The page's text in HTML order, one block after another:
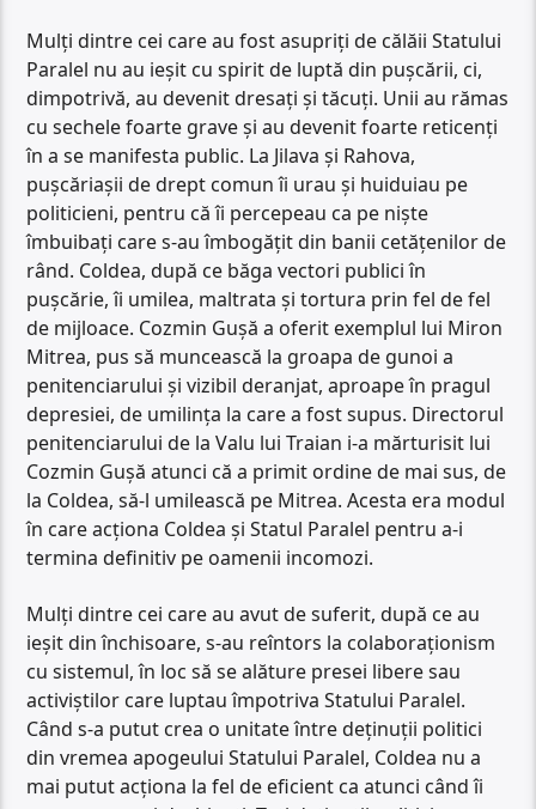
Mulți dintre cei care au fost asupriți de călăii Statului
Paralel nu au ieșit cu spirit de luptă din pușcării, ci,
dimpotrivă, au devenit dresați și tăcuți. Unii au rămas
cu sechele foarte grave și au devenit foarte reticenți
în a se manifesta public. La Jilava și Rahova,
pușcăriașii de drept comun îi urau și huiduiau pe
politicieni, pentru că îi percepeau ca pe niște
îmbuibați care s-au îmbogățit din banii cetățenilor de
rând. Coldea, după ce băga vectori publici în
pușcărie, îi umilea, maltrata și tortura prin fel de fel
de mijloace. Cozmin Gușă a oferit exemplul lui Miron
Mitrea, pus să muncească la groapa de gunoi a
penitenciarului și vizibil deranjat, aproape în pragul
depresiei, de umilința la care a fost supus. Directorul
penitenciarului de la Valu lui Traian i-a mărturisit lui
Cozmin Gușă atunci că a primit ordine de mai sus, de
la Coldea, să-l umilească pe Mitrea. Acesta era modul
în care acționa Coldea și Statul Paralel pentru a-i
termina definitiv pe oamenii incomozi.
Mulți dintre cei care au avut de suferit, după ce au
ieșit din închisoare, s-au reîntors la colaboraționism
cu sistemul, în loc să se alăture presei libere sau
activiștilor care luptau împotriva Statului Paralel.
Când s-a putut crea o unitate între deținuții politici
din vremea apogeului Statului Paralel, Coldea nu a
mai putut acționa la fel de eficient ca atunci când îi